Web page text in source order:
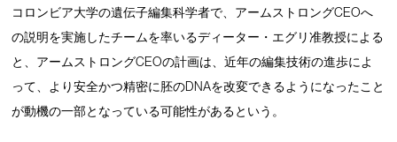
コロンビア大学の遺伝子編集科学者で、アームストロングCEOへ
の説明を実施したチームを率いるディーター・エグリ准教授による
と、アームストロングCEOの計画は、近年の編集技術の進歩によ
って、より安全かつ精密に胚のDNAを改変できるようになったこと
が動機の一部となっている可能性があるという。